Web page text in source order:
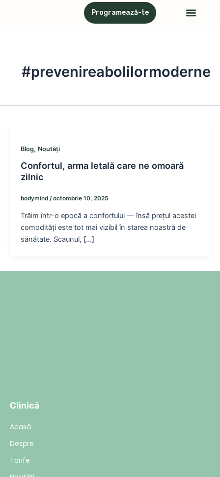
Programează-te
#prevenireabolilormoderne
Blog, Noutăți
Confortul, arma letală care ne omoară
zilnic
bodymind /octombrie 10, 2025
Trăim într-o epocă a confortului — însă prețul acestei
comodități este tot mai vizibil în starea noastră de
sănătate. Scaunul, […]
Clinică
Acasă
Despre
Tarife